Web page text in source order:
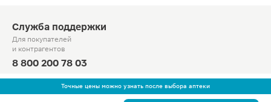
Точные цены можно узнать после выбора аптеки
Служба поддержки
Для покупателей
и контрагентов
8 800 200 78 03
Круглосуточно, звонок по России бесплатный